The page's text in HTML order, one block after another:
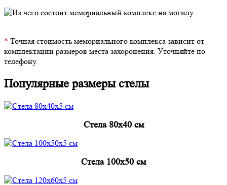
* Точная стоимость мемориального комплекса зависит от
комплектации размеров места захоронения. Уточняйте по
телефону.
Популярные размеры стелы
Cтела 80x40 см
Cтела 100x50 см